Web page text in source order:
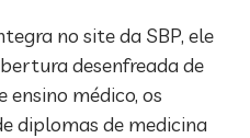
no site da SBP, ele
desenfreada de
médico, os
diplomas de medicina